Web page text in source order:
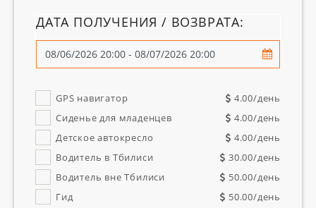
ДАТА ПОЛУЧЕНИЯ / ВОЗВРАТА:
GPS навигатор 4.00/день
Сиденье для младенцев
4.00/день
Детское автокресло
4.00/день
Водитель в Тбилиси
30.00/день
Водитель вне Тбилиси
50.00/день
Гид
50.00/день